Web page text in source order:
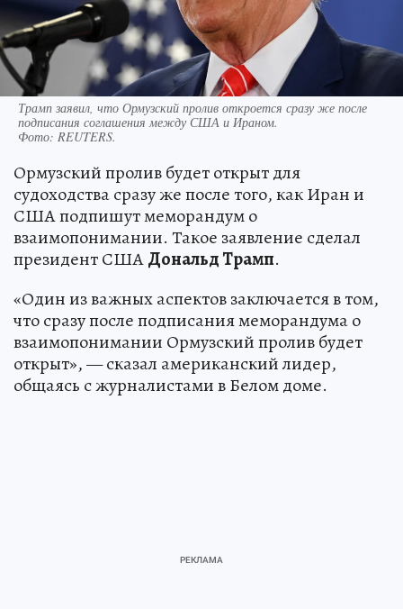
Трамп заявил, что Ормузский пролив откроется сразу же после
подписания соглашения между США и Ираном.
Фото: REUTERS.
Ормузский пролив будет открыт для
судоходства сразу же после того, как Иран и
США подпишут меморандум о
взаимопонимании. Такое заявление сделал
президент СШАДональд Трамп.
«Один из важных аспектов заключается в том,
что сразу после подписания меморандума о
взаимопонимании Ормузский пролив будет
открыт», — сказал американский лидер,
общаясь с журналистами в Белом доме.